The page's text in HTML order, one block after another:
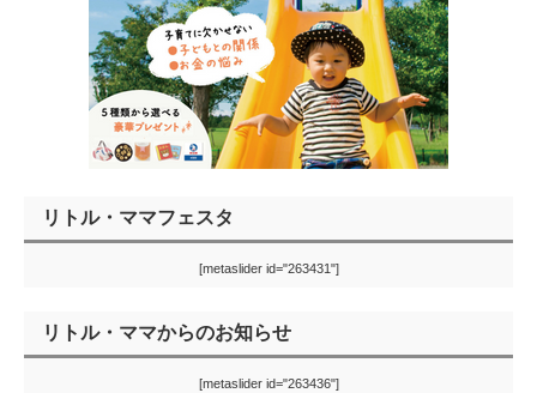
リトル・ママフェスタ
[metaslider id="263431"]
リトル・ママからのお知らせ
[metaslider id="263436"]